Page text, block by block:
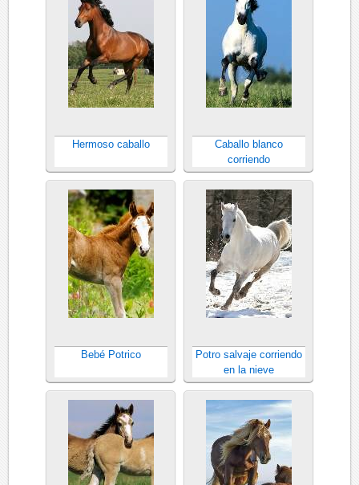
Hermoso caballo
Caballo blanco
corriendo
Bebé Potrico
Potro salvaje corriendo
en la nieve